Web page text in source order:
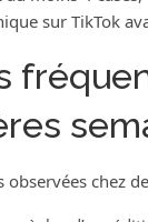
sur TikTok
observées chez